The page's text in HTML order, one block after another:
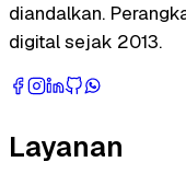
diandalkan.
digital sejak 2013.
Layanan